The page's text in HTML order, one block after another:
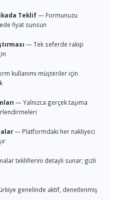
Teklif— Formunuzu
fiyat sunsun
— Tek seferde rakip
kullanımı müşteriler için
— Yalnızca gerçek taşıma
— Platformdaki her nakliyeci
tekliflerini detaylı sunar; gizli
genelinde aktif, denetlenmiş